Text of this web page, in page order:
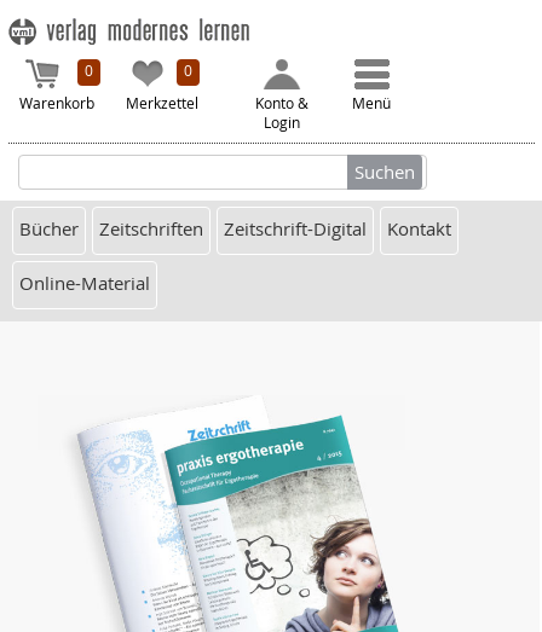
0
Warenkorb
0
Merkzettel
Konto &
Login
Menü
Bücher Zeitschriften Zeitschrift-Digital Kontakt
Online-Material